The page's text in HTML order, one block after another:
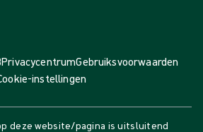
PrivacycentrumGebruiksvoorwaarden
instellingen
deze website/pagina is uitsluitend